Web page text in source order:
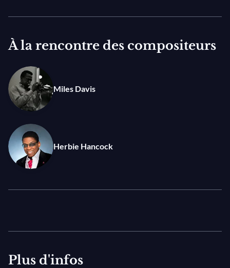
modale de
, la flamme électrique de
Bitches Brewet le funk deAmandla.
À la rencontre des compositeurs
Miles Davis
Herbie Hancock
Plus d'infos